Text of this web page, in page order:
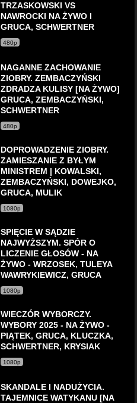
TRZASKOWSKI VS
NAWROCKI NA ŻYWO l
GRUCA, SCHWERTNER
480p
NAGANNE ZACHOWANIE
ZIOBRY. ZEMBACZYŃSKI
ZDRADZA KULISY [NA ŻYWO]
GRUCA, ZEMBACZYŃSKI,
SCHWERTNER
480p
DOPROWADZENIE ZIOBRY.
ZAMIESZANIE Z BYŁYM
MINISTREM | KOWALSKI,
ZEMBACZYŃSKI, DOWEJKO,
GRUCA, MULIK
1080p
SPIĘCIE W SĄDZIE
NAJWYŻSZYM. SPÓR O
LICZENIE GŁOSÓW - NA
ŻYWO - WRZOSEK, TULEYA
WAWRYKIEWICZ, GRUCA
1080p
WIECZÓR WYBORCZY.
WYBORY 2025 - NA ŻYWO -
PIĄTEK, GRUCA, KLUCZKA,
SCHWERTNER, KRYSIAK
1080p
SKANDALE I NADUŻYCIA.
TAJEMNICE WATYKANU [NA